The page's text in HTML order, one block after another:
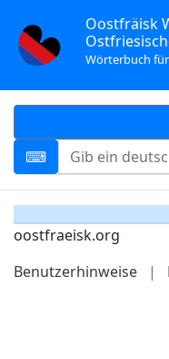
Oostfräisk
Wörterbuch
oostfraeisk.org
Benutzerhinweise
|